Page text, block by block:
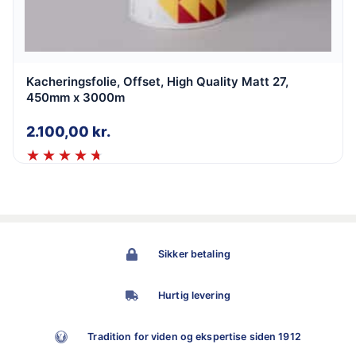
Kacheringsfolie, Offset, High Quality Matt 27,
450mm x 3000m
2.100,00 kr.
Sikker betaling
Hurtig levering
Tradition for viden og ekspertise siden 1912